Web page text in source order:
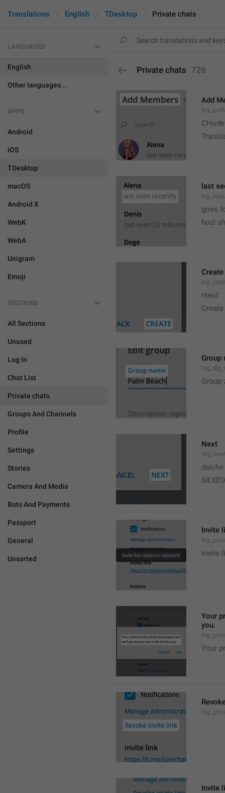
Translations English TDesktop Private chats
LANGUAGES
English
Other languages...
APPS
Android
iOS
TDesktop
macOS
Android X
WebK
WebA
Unigram
Emoji
SECTIONS
All Sections
Unused
Log In
Chat List
Private chats
Groups And Channels
Profile
Settings
Stories
Camera And Media
Bots And Payments
Passport
General
Unsorted
Private chats 726
Add
last
goes
hozi
Create
ntest
Group
Group
Next
dalche
NEXED
Invite
Invite
Your
you.
Your
Invite